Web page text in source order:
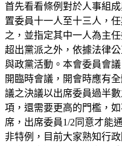
首先看看條例對於人事組
置委員十一人至十三人，
之，並指定其中一人為主
超出黨派之外，依據法律
與政黨活動。本會委員會
開臨時會議，開會時應有
議之決議以出席委員過半
項，還需要更高的門檻，
席，出席委員1/2同意才能
非特例，目前大家熟知行